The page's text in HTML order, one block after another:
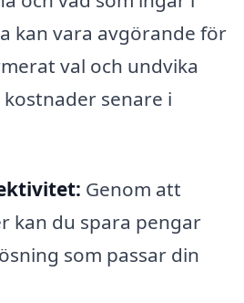
kan vara avgörande för
val och undvika
senare i
Genom att
kan du spara pengar
som passar din